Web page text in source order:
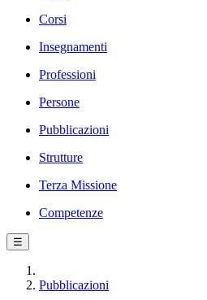
Corsi
Insegnamenti
Professioni
Persone
Pubblicazioni
Strutture
Terza Missione
Competenze
☰
Pubblicazioni